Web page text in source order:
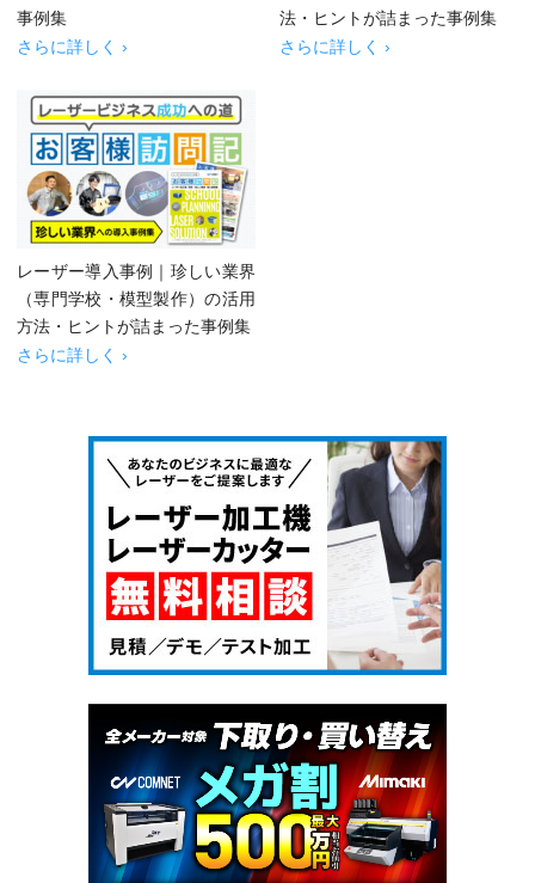
事例集
さらに詳しく ›
法・ヒントが詰まった事例集
さらに詳しく ›
レーザー導入事例｜珍しい業界
（専門学校・模型製作）の活用
方法・ヒントが詰まった事例集
さらに詳しく ›